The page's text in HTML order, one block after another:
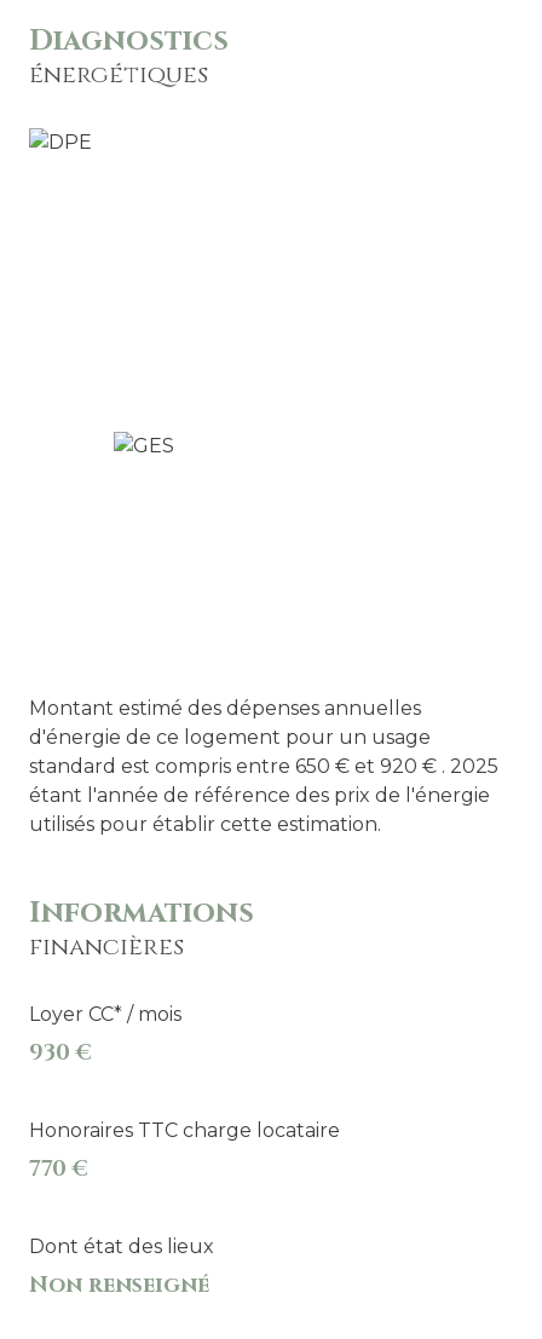
Diagnostics
énergétiques
Montant estimé des dépenses annuelles
d'énergie de ce logement pour un usage
standard est compris entre 650 € et 920 € . 2025
étant l'année de référence des prix de l'énergie
utilisés pour établir cette estimation.
Informations
financières
Loyer CC* / mois
930 €
Honoraires TTC charge locataire
770 €
Dont état des lieux
Non renseigné